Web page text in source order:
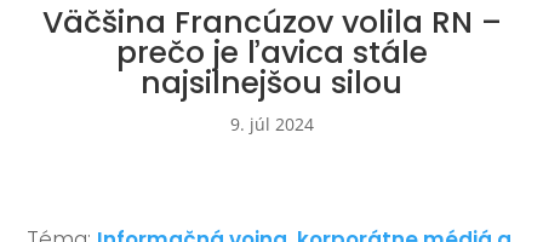
Väčšina Francúzov volila RN –
prečo je ľavica stále
najsilnejšou silou
9. júl 2024